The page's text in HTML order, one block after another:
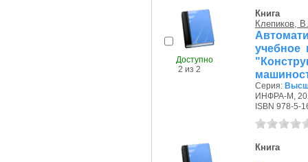
Доступно
2 из 2
Книга
Клепиков,
учебное
Серия:
ИНФРА-М,
ISBN 978-5-
Книга